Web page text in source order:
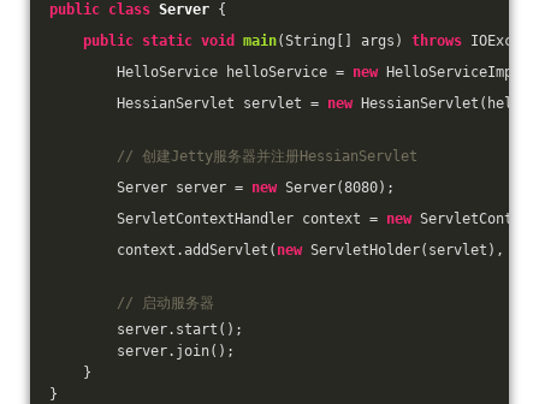
public class Server {
public static void main(String[] args) throws
HelloService helloService = new
HessianServlet servlet = new
// 创建Jetty服务器并注册HessianServlet
Server server = new Server(8080);
ServletContextHandler context = new
context.addServlet( new ServletHolder(servlet),
// 启动服务器
server.start();
server.join();
}
}